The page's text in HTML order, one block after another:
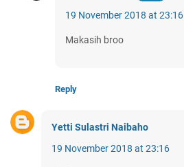
19 November 2018 at 23:16
Makasih broo
Reply
Yetti Sulastri Naibaho
19 November 2018 at 23:16